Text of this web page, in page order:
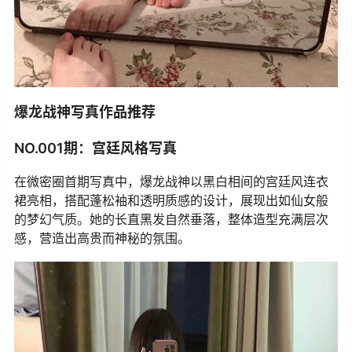
爆龙战神写真作品推荐
NO.001期：宫廷风格写真
在微密圈首期写真中，爆龙战神以黑白相间的宫廷风连衣
裙亮相，搭配蓬松袖和透明质感的设计，展现出如仙女般
的梦幻气质。她的长直黑发自然垂落，整体造型充满层次
感，营造出高贵而神秘的氛围。